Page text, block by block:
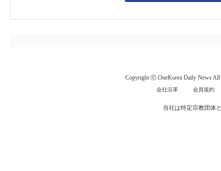
Copyright ⓒ OneKorea Daily News All
会社沿革 会員規約
当社は特定宗教団体